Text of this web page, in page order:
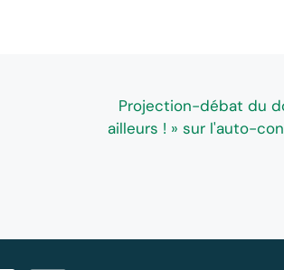
Projection-débat du
ailleurs ! » sur l'auto-